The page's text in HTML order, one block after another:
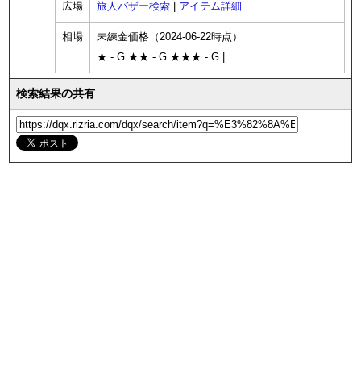
広場 旅人バザー検索 アイテム詳細
相場
未練金価格（2024-06-22時点）
★ - G ★★ - G ★★★ - G |
検索結果の共有